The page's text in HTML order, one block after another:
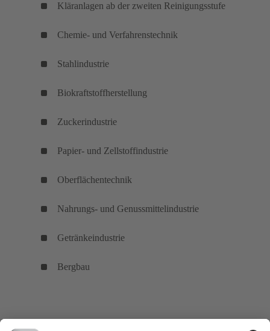
Kläranlagen ab der zweiten Reinigungsstufe
Chemie- und Verfahrenstechnik
Stahlindustrie
Biokraftstoffherstellung
Zuckerindustrie
Papier- und Zellstoffindustrie
Oberflächentechnik
Nahrungs- und Genussmittelindustrie
Getränkeindustrie
Bergbau